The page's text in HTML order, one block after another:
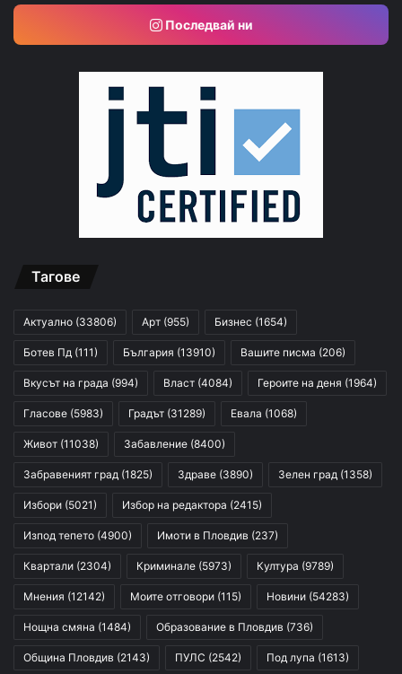
Последвай ни
Тагове
Актуално (33806) Арт (955) Бизнес (1654)
Ботев Пд (111) България (13910) Вашите писма (206)
Вкусът на града (994) Власт (4084) Героите на деня (1964)
Гласове (5983) Градът (31289) Евала (1068)
Живот (11038) Забавление (8400)
Забравеният град (1825) Здраве (3890) Зелен град (1358)
Избори (5021) Избор на редактора (2415)
Изпод тепето (4900) Имоти в Пловдив (237)
Квартали (2304) Криминале (5973) Култура (9789)
Мнения (12142) Моите отговори (115) Новини (54283)
Нощна смяна (1484) Образование в Пловдив (736)
Община Пловдив (2143) ПУЛС (2542) Под лупа (1613)